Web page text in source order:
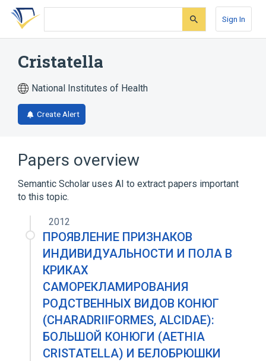
Skip
search
Skip
Skip
account
Sign In
Cristatella
National Institutes of Health
Create Alert
Papers overview
Semantic Scholar uses AI to extract papers important
to this topic.
2012
ПРОЯВЛЕНИЕ ПРИЗНАКОВ
ИНДИВИДУАЛЬНОСТИ И ПОЛА В
КРИКАХ
САМОРЕКЛАМИРОВАНИЯ
РОДСТВЕННЫХ ВИДОВ КОНЮГ
(CHARADRIIFORMES, ALCIDAE):
БОЛЬШОЙ КОНЮГИ (AETHIA
CRISTATELLA) И БЕЛОБРЮШКИ